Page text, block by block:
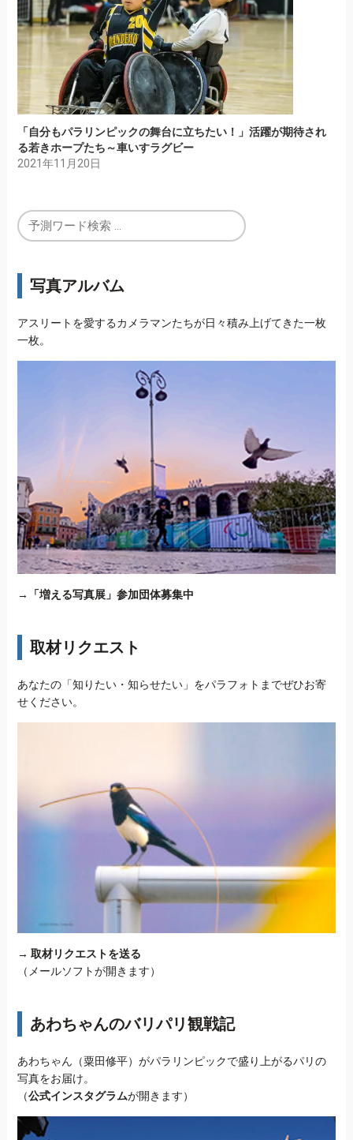
「自分もパラリンピックの舞台に立ちたい！」活躍が期待され
る若きホープたち～車いすラグビー
2021年11月20日
写真アルバム
アスリートを愛するカメラマンたちが日々積み上げてきた一枚
一枚。
→ 「増える写真展」参加団体募集中
取材リクエスト
あなたの「知りたい・知らせたい」をパラフォトまでぜひお寄
せください。
→ 取材リクエストを送る
（メールソフトが開きます）
あわちゃんのバリパリ観戦記
あわちゃん（粟田修平）がパラリンピックで盛り上がるパリの
写真をお届け。
（公式インスタグラムが開きます）